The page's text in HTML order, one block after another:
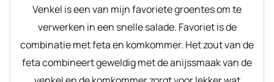
Venkel is een van mijn favoriete groentes om te
verwerken in een snelle salade. Favoriet is de
combinatie met feta en komkommer. Het zout van de
feta combineert geweldig met de anijssmaak van de